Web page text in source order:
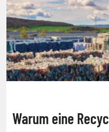
Warum eine